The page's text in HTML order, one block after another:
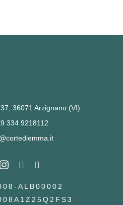
36071 Arzignano (VI)
334 9218112
ALB00002